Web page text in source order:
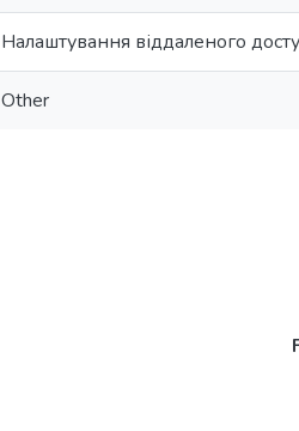
Налаштування віддаленого
Other